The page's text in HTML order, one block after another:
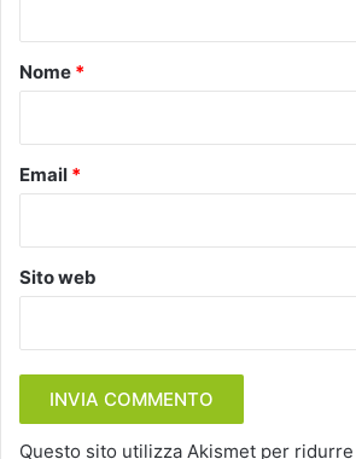
o
Nome *
Email *
Sito web
Questo sito utilizza Akismet per ridurre